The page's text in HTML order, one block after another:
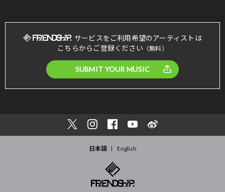
サービスをご利用希望のアーティストは
こちらからご登録ください （無料）
SUBMIT YOUR MUSIC
日本語 English